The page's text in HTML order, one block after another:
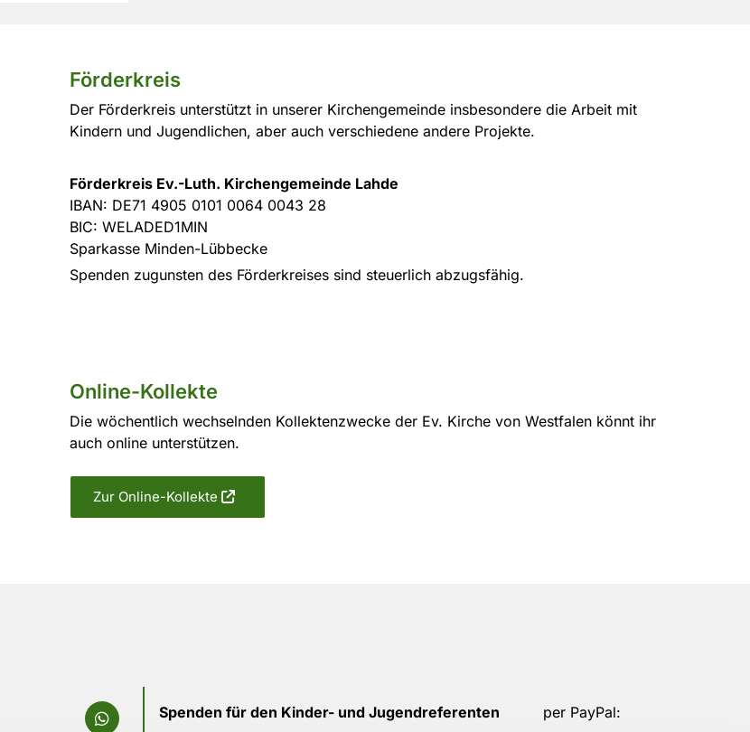
Förderkreis
Der Förderkreis unterstützt in unserer Kirchengemeinde insbesondere die Arbeit mit
Kindern und Jugendlichen, aber auch verschiedene andere Projekte.
Förderkreis Ev.-Luth. Kirchengemeinde Lahde
IBAN: DE71 4905 0101 0064 0043 28
BIC: WELADED1MIN
Sparkasse Minden-Lübbecke
Spenden zugunsten des Förderkreises sind steuerlich abzugsfähig.
Online-Kollekte
Die wöchentlich wechselnden Kollektenzwecke der Ev. Kirche von Westfalen könnt ihr
auch online unterstützen.
Zur Online-Kollekte
Spenden für den Kinder- und Jugendreferenten
per PayPal: